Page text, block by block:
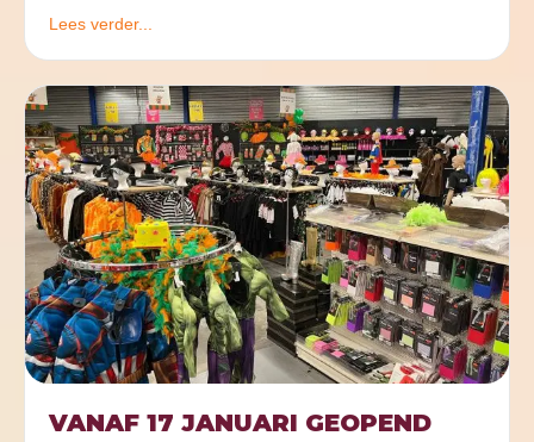
Lees verder...
VANAF 17 JANUARI GEOPEND